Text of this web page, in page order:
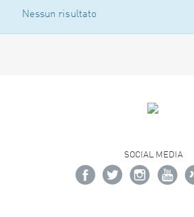
Nessun risultato
SOCIAL MEDIA